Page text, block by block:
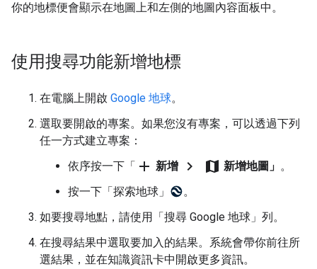
你的地標便會顯示在地圖上和左側的地圖內容面板中。
使用搜尋功能新增地標
在電腦上開啟 Google 地球。
選取要開啟的專案。如果您沒有專案，可以透過下列
任一方式建立專案：
依序按一下「 add 新增 chevron_right map 新增地圖」 。
按一下「探索地球」
。
如要搜尋地點，請使用「搜尋 Google 地球」列。
在搜尋結果中選取要加入的結果。系統會帶你前往所
選結果，並在知識資訊卡中開啟更多資訊。